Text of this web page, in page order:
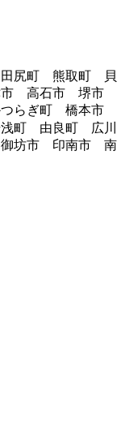
尻町 熊取町 貝
高石市 堺市
らぎ町 橋本市
町 由良町 広川
坊市 印南市 南